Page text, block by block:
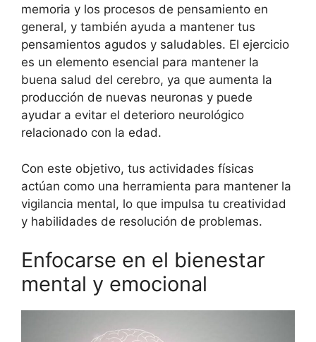
memoria y los procesos de pensamiento en
general, y también ayuda a mantener tus
pensamientos agudos y saludables. El ejercicio
es un elemento esencial para mantener la
buena salud del cerebro, ya que aumenta la
producción de nuevas neuronas y puede
ayudar a evitar el deterioro neurológico
relacionado con la edad.
Con este objetivo, tus actividades físicas
actúan como una herramienta para mantener la
vigilancia mental, lo que impulsa tu creatividad
y habilidades de resolución de problemas.
Enfocarse en el bienestar
mental y emocional